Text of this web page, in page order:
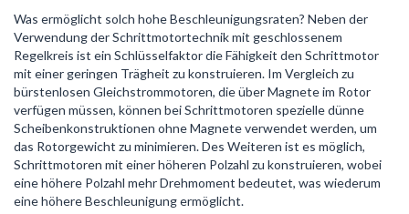
Was ermöglicht solch hohe Beschleunigungsraten? Neben der
Verwendung der Schrittmotortechnik mit geschlossenem
Regelkreis ist ein Schlüsselfaktor die Fähigkeit den Schrittmotor
mit einer geringen Trägheit zu konstruieren. Im Vergleich zu
bürstenlosen Gleichstrommotoren, die über Magnete im Rotor
verfügen müssen, können bei Schrittmotoren spezielle dünne
Scheibenkonstruktionen ohne Magnete verwendet werden, um
das Rotorgewicht zu minimieren. Des Weiteren ist es möglich,
Schrittmotoren mit einer höheren Polzahl zu konstruieren, wobei
eine höhere Polzahl mehr Drehmoment bedeutet, was wiederum
eine höhere Beschleunigung ermöglicht.